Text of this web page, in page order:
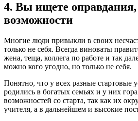
4. Вы ищете оправдания,
возможности
Многие люди привыкли в своих
только не себя. Всегда виноваты
жена, теща, коллега по работе и так
можно кого угодно, но только не себя.
Понятно, что у всех разные стартовые
родились в богатых семьях и у них
возможностей со старта, так как их
учителя, а в дальнейшем и высокие